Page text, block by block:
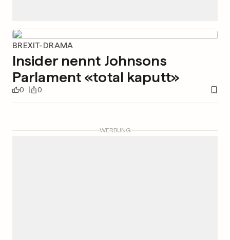
BREXIT-DRAMA
Insider nennt Johnsons
Parlament «total kaputt»
0 0
WERBUNG